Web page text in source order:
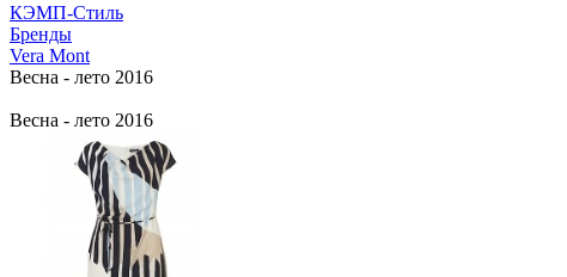
КЭМП-Стиль
Бренды
Vera Mont
Весна - лето 2016
Весна - лето 2016